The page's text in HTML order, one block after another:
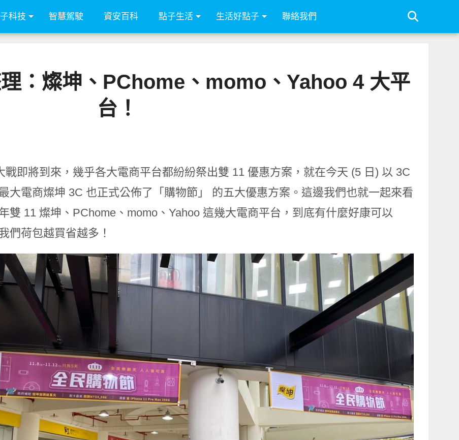
科技 智慧駕駛 資安百科 點子生活 生活好點子 聯絡我們
：燦坤、PChome、momo、Yahoo 4 大平
台！
戰即將到來，幾乎各大電商平台都紛紛祭出雙 11 優惠方案，就在今天 (5 日) 以 3C
大電商燦坤 3C 也正式公佈了「購物節」 的五大優惠方案。這邊我們也就一起來看
雙 11 燦坤、PChome、momo、Yahoo 這幾大電商平台，到底有什麼好康可以
們荷包越買省越多！